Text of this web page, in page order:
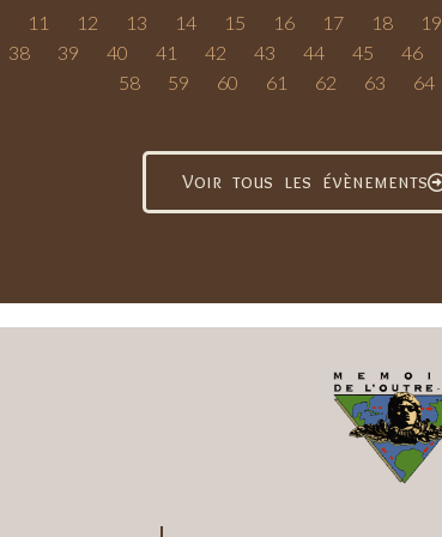
11 12 13 14 15 16 17 18 19
38 39 40 41 42 43 44 45 46
58
59 60 61 62 63 64
Voir tous les évènements